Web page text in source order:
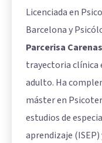
Licenciada en
Barcelona y
Parcerisa Carenas
trayectoria clínica
adulto. Ha
máster en
estudios de
aprendizaje